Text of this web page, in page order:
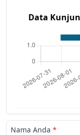
Data
Nama Anda *